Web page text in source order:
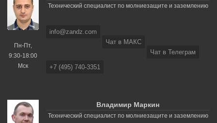
Пн-Пт,
9:30-18:00
Мск
Технический специалист по молниезащите и заземлению
info@zandz.com
Чат в МАКС
Чат в Телеграм
+7 (495) 740-3351
Владимир Маркин
Технический специалист по молниезащите и заземлению